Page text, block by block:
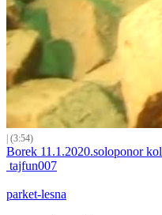
| (3:54)
Borek 11.1.2020.soloponor
tajfun007
parket-lesna